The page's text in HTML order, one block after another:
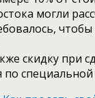
могли
скидку при
по